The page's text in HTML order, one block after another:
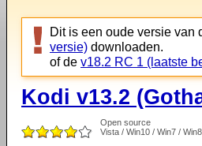
Dit is een oude versie van
versie) downloaden.
of de v18.2 RC 1 (laatste
Kodi v13.2
Open source
Vista / Win10 / Win7 /